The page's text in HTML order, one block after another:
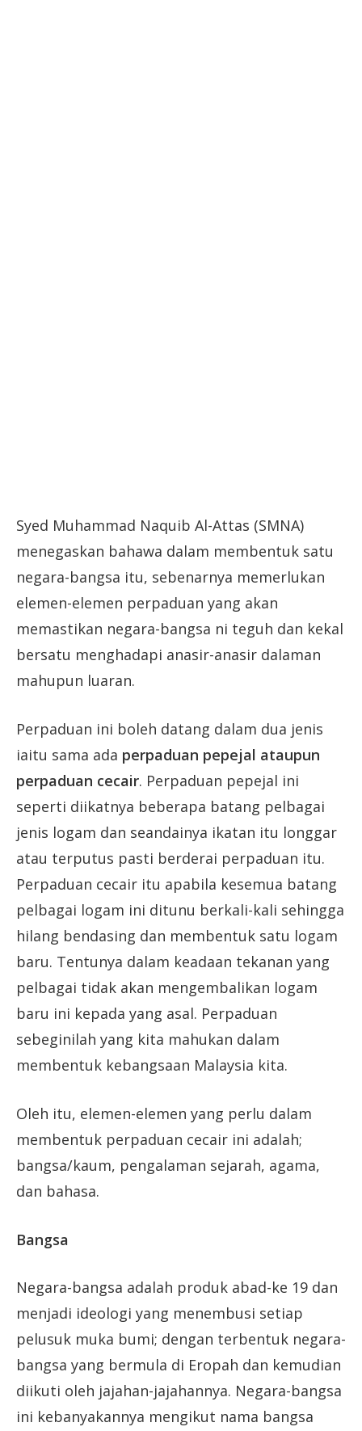
Syed Muhammad Naquib Al-Attas (SMNA)
menegaskan bahawa dalam membentuk satu
negara-bangsa itu, sebenarnya memerlukan
elemen-elemen perpaduan yang akan
memastikan negara-bangsa ni teguh dan kekal
bersatu menghadapi anasir-anasir dalaman
mahupun luaran.
Perpaduan ini boleh datang dalam dua jenis
iaitu sama ada perpaduan pepejal ataupun
perpaduan cecair. Perpaduan pepejal ini
seperti diikatnya beberapa batang pelbagai
jenis logam dan seandainya ikatan itu longgar
atau terputus pasti berderai perpaduan itu.
Perpaduan cecair itu apabila kesemua batang
pelbagai logam ini ditunu berkali-kali sehingga
hilang bendasing dan membentuk satu logam
baru. Tentunya dalam keadaan tekanan yang
pelbagai tidak akan mengembalikan logam
baru ini kepada yang asal. Perpaduan
sebeginilah yang kita mahukan dalam
membentuk kebangsaan Malaysia kita.
Oleh itu, elemen-elemen yang perlu dalam
membentuk perpaduan cecair ini adalah;
bangsa/kaum, pengalaman sejarah, agama,
dan bahasa.
Bangsa
Negara-bangsa adalah produk abad-ke 19 dan
menjadi ideologi yang menembusi setiap
pelusuk muka bumi; dengan terbentuk negara-
bangsa yang bermula di Eropah dan kemudian
diikuti oleh jajahan-jajahannya. Negara-bangsa
ini kebanyakannya mengikut nama bangsa